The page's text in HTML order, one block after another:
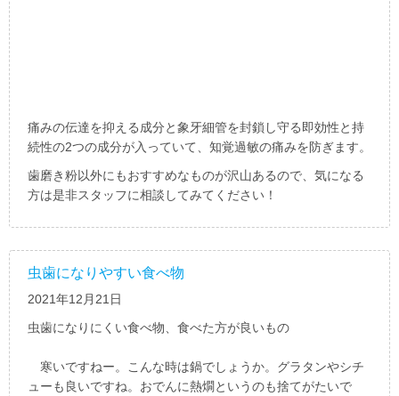
痛みの伝達を抑える成分と象牙細管を封鎖し守る即効性と持
続性の2つの成分が入っていて、知覚過敏の痛みを防ぎます。
歯磨き粉以外にもおすすめなものが沢山あるので、 気になる
方は是非スタッフに相談してみてください！
虫歯になりやすい食べ物
2021年12月21日
虫歯になりにくい食べ物、食べた方が良いもの
寒いですねー。こんな時は鍋でしょうか。グラタンやシチ
ューも良いですね。おでんに熱燗というのも捨てがたいで